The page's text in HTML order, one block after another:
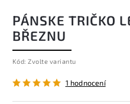
PÁNSKE TRIČKO
BŘEZNU
Kód: Zvolte variantu
1 hodnocení